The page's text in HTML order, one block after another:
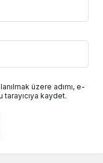
üzere adımı, e-
kaydet.